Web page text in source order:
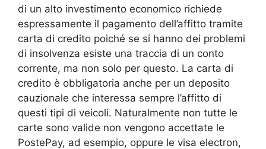
di un alto investimento economico richiede
espressamente il pagamento dell’affitto tramite
carta di credito poiché se si hanno dei problemi
di insolvenza esiste una traccia di un conto
corrente, ma non solo per questo. La carta di
credito è obbligatoria anche per un deposito
cauzionale che interessa sempre l’affitto di
questi tipi di veicoli. Naturalmente non tutte le
carte sono valide non vengono accettate le
PostePay, ad esempio, oppure le visa electron,